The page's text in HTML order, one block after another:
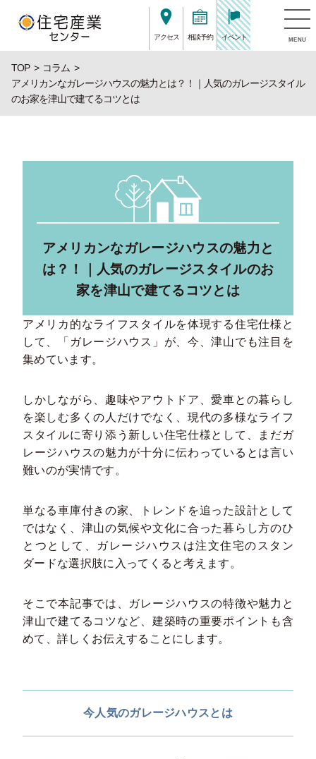
アクセス 相談予約 イベント MENU
TOP
コラム
アメリカンなガレージハウスの魅力とは？！｜人気のガレージスタイル
のお家を津山で建てるコツとは
アメリカンなガレージハウスの魅力と
は？！｜人気のガレージスタイルのお
家を津山で建てるコツとは
アメリカ的なライフスタイルを体現する住宅仕様と
して、「ガレージハウス」が、今、津山でも注目を
集めています。
しかしながら、趣味やアウトドア、愛車との暮らし
を楽しむ多くの人だけでなく、現代の多様なライフ
スタイルに寄り添う新しい住宅仕様として、まだガ
レージハウスの魅力が十分に伝わっているとは言い
難いのが実情です。
単なる車庫付きの家、トレンドを追った設計として
ではなく、津山の気候や文化に合った暮らし方のひ
とつとして、ガレージハウスは注文住宅のスタン
ダードな選択肢に入ってくると考えます。
そこで本記事では、ガレージハウスの特徴や魅力と
津山で建てるコツなど、建築時の重要ポイントも含
めて、詳しくお伝えすることにします。
今人気のガレージハウスとは